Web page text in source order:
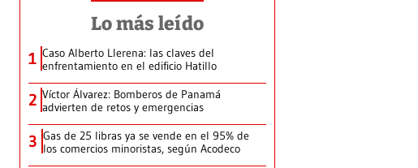
Lo más leído
1 Caso Alberto Llerena: las claves del
enfrentamiento en el edificio Hatillo
2 Víctor Álvarez: Bomberos de Panamá
advierten de retos y emergencias
3 Gas de 25 libras ya se vende en el 95% de
los comercios minoristas, según Acodeco